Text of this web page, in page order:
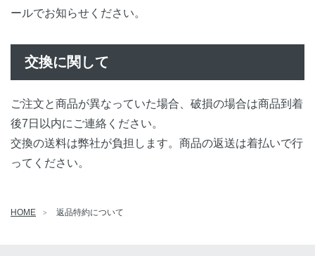
ールでお知らせください。
交換に関して
ご注文と商品が異なっていた場合、破損の場合は商品到着
後7日以内にご連絡ください。
交換の送料は弊社が負担します。商品の返送は着払いで行
ってください。
HOME 返品特約について